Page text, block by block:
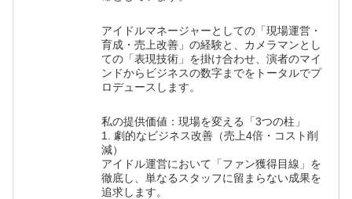
アイドルマネージャーとしての「現場運営・
育成・売上改善」の経験と、カメラマンとし
ての「表現技術」を掛け合わせ、演者のマイ
ンドからビジネスの数字までをトータルでプ
ロデュースします。
私の提供価値：現場を変える「3つの柱」
1. 劇的なビジネス改善（売上4倍・コスト削
減）
アイドル運営において「ファン獲得目線」を
徹底し、単なるスタッフに留まらない成果を
追求します。